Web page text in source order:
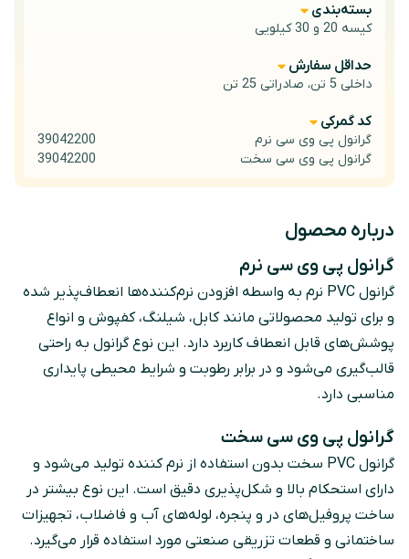
بسته‌بندی
کیسه 20 و 30 کیلویی
حداقل سفارش
داخلی 5 تن، صادراتی 25 تن
کد گمرکی
گرانول پی وی سی نرم
39042200
گرانول پی وی سی سخت
39042200
درباره محصول
گرانول پی وی سی نرم
گرانول PVC نرم به‌ واسطه افزودن نرم‌کننده‌ها انعطاف‌پذیر شده
و برای تولید محصولاتی مانند کابل، شیلنگ، کفپوش و انواع
پوشش‌های قابل انعطاف کاربرد دارد. این نوع گرانول به‌ راحتی
قالب‌گیری می‌شود و در برابر رطوبت و شرایط محیطی پایداری
مناسبی دارد.
گرانول پی وی سی سخت
گرانول PVC سخت بدون استفاده از نرم‌ کننده تولید می‌شود و
دارای استحکام بالا و شکل‌پذیری دقیق است. این نوع بیشتر در
ساخت پروفیل‌های در و پنجره، لوله‌های آب و فاضلاب، تجهیزات
ساختمانی و قطعات تزریقی صنعتی مورد استفاده قرار می‌گیرد.